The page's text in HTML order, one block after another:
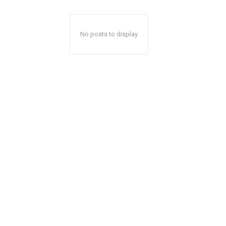
No posts to display